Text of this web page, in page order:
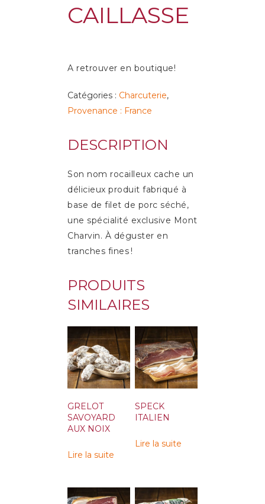
CAILLASSE
A retrouver en boutique!
Catégories : Charcuterie,
Provenance : France
DESCRIPTION
Son nom rocailleux cache un
délicieux produit fabriqué à
base de filet de porc séché,
une spécialité exclusive Mont
Charvin. À déguster en
tranches fines !
PRODUITS
SIMILAIRES
GRELOT
SAVOYARD
AUX NOIX
Lire la suite
SPECK
ITALIEN
Lire la suite